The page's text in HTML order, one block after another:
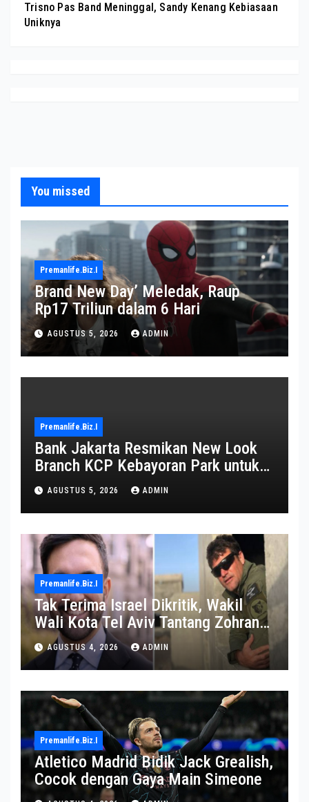
Trisno Pas Band Meninggal, Sandy Kenang Kebiasaan
Uniknya
You missed
Premanlife.biz.i
Brand New Day’ Meledak, Raup
Rp17 Triliun dalam 6 Hari
AGUSTUS 5, 2026 ADMIN
Premanlife.biz.i
Bank Jakarta Resmikan New Look
Branch KCP Kebayoran Park untuk
Transformasi Layanan
AGUSTUS 5, 2026 ADMIN
Premanlife.biz.i
Tak Terima Israel Dikritik, Wakil
Wali Kota Tel Aviv Tantang Zohran
Mamdani Adu Jotos di Ring Tinju
AGUSTUS 4, 2026 ADMIN
Premanlife.biz.i
Atletico Madrid Bidik Jack Grealish,
Cocok dengan Gaya Main Simeone